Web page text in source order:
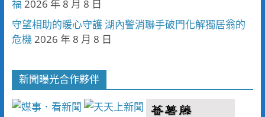
福 2026 年 8 月 8 日
守望相助的暖心守護 湖內警消聯手破門化解獨居翁的
危機2026 年 8 月 8 日
新聞曝光合作夥伴